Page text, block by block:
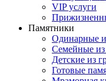
VIP услуги
Памятники
Одинарные
Семейные из
Детские из
Готовые